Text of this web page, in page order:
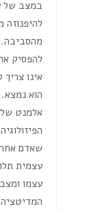
במצב של
להיפנוזה
להפסיק
אינו
הוא
אלמנט של
שאדם אחר
עצמית
עצמו